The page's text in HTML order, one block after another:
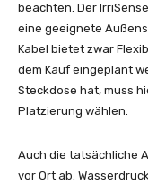
beachten. Der
eine geeignete
Kabel bietet zwar
dem Kauf eingeplant
Steckdose hat, muss
Platzierung wählen.
Auch die tatsächliche
vor Ort ab.